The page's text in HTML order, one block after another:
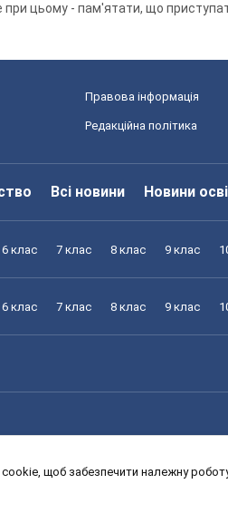
при цьому - пам'ятати, що
Правова інформація
Редакційна політика
Всі новини Новини
6 клас 7 клас 8 клас 9 клас
6 клас 7 клас 8 клас 9 клас
6 клас 7 клас 8 клас 9 клас
щоб забезпечити належну